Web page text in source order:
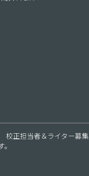
校正担当者＆ライター募集